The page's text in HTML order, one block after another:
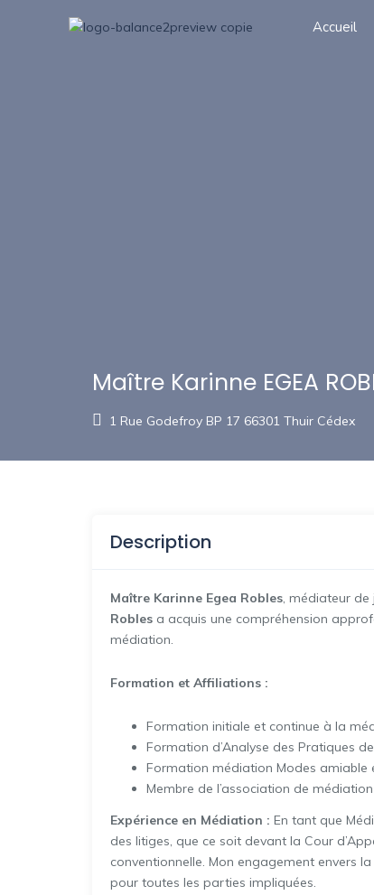
Accueil
Maître Karinne EGEA
1 Rue Godefroy BP 17 66301 Thuir Cédex
Description
Maître Karinne Egea Robles, médiateur
Robles a acquis une compréhension
médiation.
Formation et Affiliations :
Formation initiale et continue à la
Formation d’Analyse des Pratiques
Formation médiation Modes amiable
Membre de l’association de
Expérience en Médiation : En tant que
des litiges, que ce soit devant la Cour
conventionnelle. Mon engagement envers
pour toutes les parties impliquées.